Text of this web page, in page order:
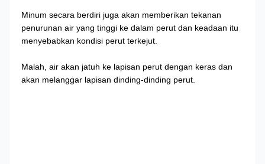
Minum secara berdiri juga akan memberikan tekanan
penurunan air yang tinggi ke dalam perut dan keadaan itu
menyebabkan kondisi perut terkejut.
Malah, air akan jatuh ke lapisan perut dengan keras dan
akan melanggar lapisan dinding-dinding perut.